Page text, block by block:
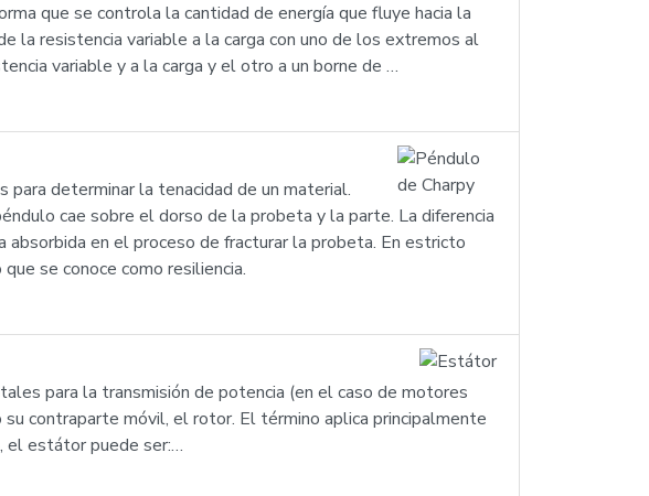
que se controla la cantidad de energía que fluye hacia la
la resistencia variable a la carga con uno de los extremos al
variable y a la carga y el otro a un borne de …
para determinar la tenacidad de un material.
cae sobre el dorso de la probeta y la parte. La diferencia
en el proceso de fracturar la probeta. En estricto
se conoce como resiliencia.
para la transmisión de potencia (en el caso de motores
contraparte móvil, el rotor. El término aplica principalmente
el estátor puede ser:…